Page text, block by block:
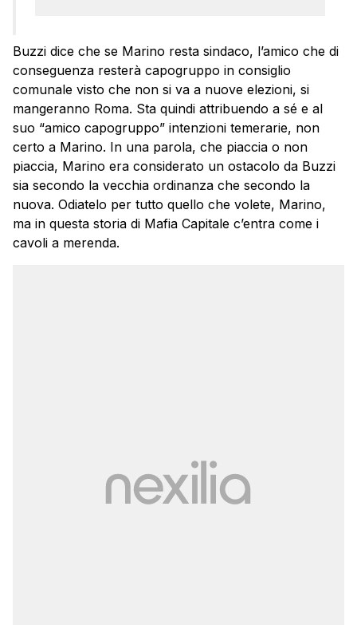
Buzzi dice che se Marino resta sindaco, l’amico che di
conseguenza resterà capogruppo in consiglio
comunale visto che non si va a nuove elezioni, si
mangeranno Roma. Sta quindi attribuendo a sé e al
suo “amico capogruppo” intenzioni temerarie, non
certo a Marino. In una parola, che piaccia o non
piaccia, Marino era considerato un ostacolo da Buzzi
sia secondo la vecchia ordinanza che secondo la
nuova. Odiatelo per tutto quello che volete, Marino,
ma in questa storia di Mafia Capitale c’entra come i
cavoli a merenda.